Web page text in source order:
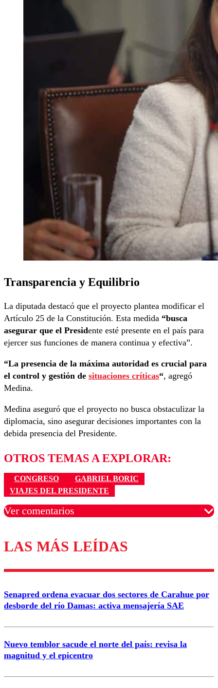
Transparencia y Equilibrio
La diputada destacó que el proyecto plantea modificar el
Artículo 25 de la Constitución. Esta medida “busca
asegurar que el Presidente esté presente en el país para
ejercer sus funciones de manera continua y efectiva”.
“La presencia de la máxima autoridad es crucial para
el control y gestión de situaciones críticas“, agregó
Medina.
Medina aseguró que el proyecto no busca obstaculizar la
diplomacia, sino asegurar decisiones importantes con la
debida presencia del Presidente.
OTROS TEMAS A EXPLORAR:
CONGRESO
GABRIEL BORIC
VIAJES DEL PRESIDENTE
Ver comentarios
Los comentarios son moderados para garantizar un
diálogo respetuoso.
Correo
LAS MÁS LEÍDAS
Senapred ordena evacuar dos sectores de Carahue por
desborde del río Damas: activa mensajería SAE
Nuevo temblor sacude el norte del país: revisa la
magnitud y el epicentro